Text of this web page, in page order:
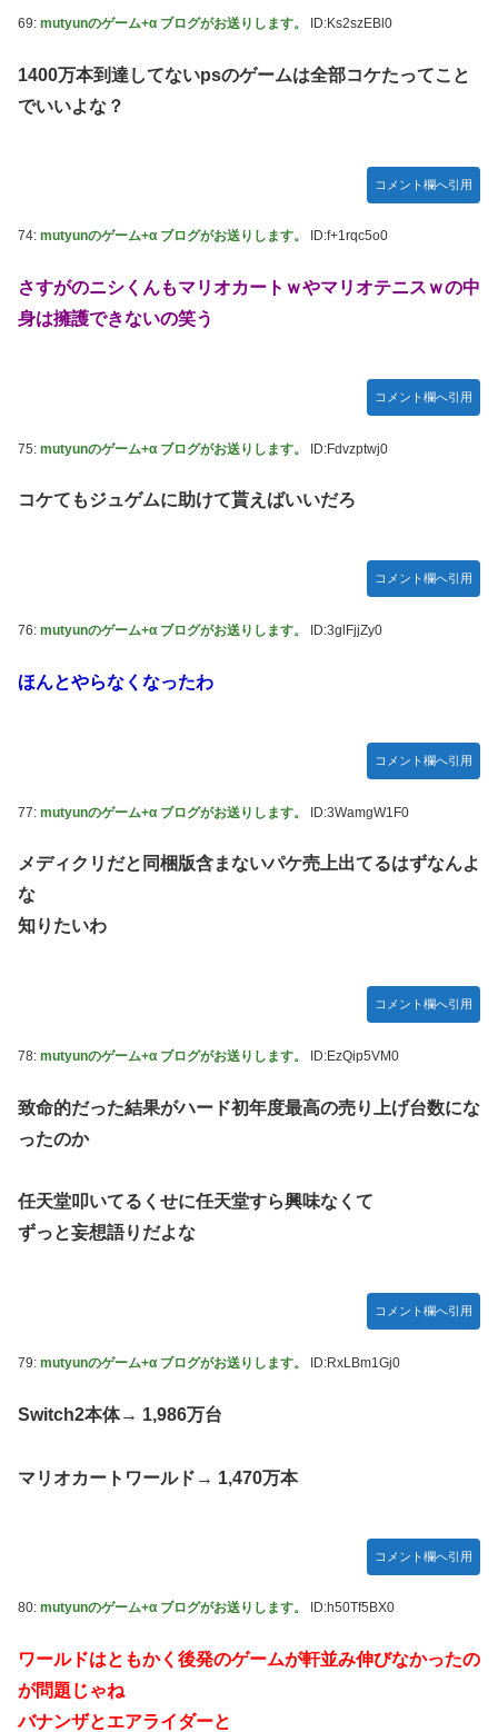
69: mutyunのゲーム+α ブログがお送りします。 ID:Ks2szEBl0
1400万本到達してないpsのゲームは全部コケたってこと
でいいよな？
コメント欄へ引用
74: mutyunのゲーム+α ブログがお送りします。 ID:f+1rqc5o0
さすがのニシくんもマリオカートｗやマリオテニスｗの中
身は擁護できないの笑う
コメント欄へ引用
75: mutyunのゲーム+α ブログがお送りします。 ID:Fdvzptwj0
コケてもジュゲムに助けて貰えばいいだろ
コメント欄へ引用
76: mutyunのゲーム+α ブログがお送りします。 ID:3glFjjZy0
ほんとやらなくなったわ
コメント欄へ引用
77: mutyunのゲーム+α ブログがお送りします。 ID:3WamgW1F0
メディクリだと同梱版含まないパケ売上出てるはずなんよ
な
知りたいわ
コメント欄へ引用
78: mutyunのゲーム+α ブログがお送りします。 ID:EzQip5VM0
致命的だった結果がハード初年度最高の売り上げ台数にな
ったのか
任天堂叩いてるくせに任天堂すら興味なくて
ずっと妄想語りだよな
コメント欄へ引用
79: mutyunのゲーム+α ブログがお送りします。 ID:RxLBm1Gj0
Switch2本体→ 1,986万台
マリオカートワールド→ 1,470万本
コメント欄へ引用
80: mutyunのゲーム+α ブログがお送りします。 ID:h50Tf5BX0
ワールドはともかく後発のゲームが軒並み伸びなかったの
が問題じゃね
バナンザとエアライダーと